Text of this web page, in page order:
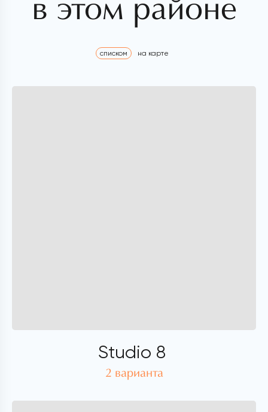
в этом районе
списком на карте
Studio 8
2 варианта